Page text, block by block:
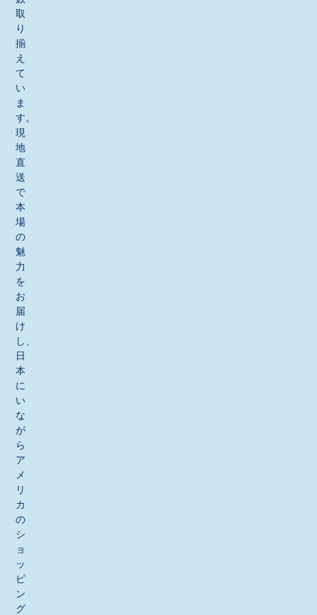
取
り
揃
え
て
い
ま
す。
現
地
直
送
で
本
場
の
魅
力
を
お
届
け
し、
日
本
に
い
な
が
ら
ア
メ
リ
カ
の
シ
ョ
ッ
ピ
ン
グ